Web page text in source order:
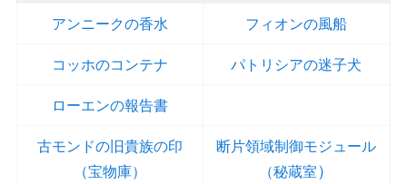
アンニークの香水 フィオンの風船
コッホのコンテナ パトリシアの迷子犬
ローエンの報告書
古モンドの旧貴族の印
（宝物庫）
断片領域制御モジュール
（秘蔵室 ）